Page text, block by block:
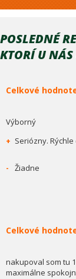
POSLEDNÉ
KTORÍ U
Celkové
Výborný
+ Seriózny.
- Žiadne
Celkové
nakupoval som tu
maximálne